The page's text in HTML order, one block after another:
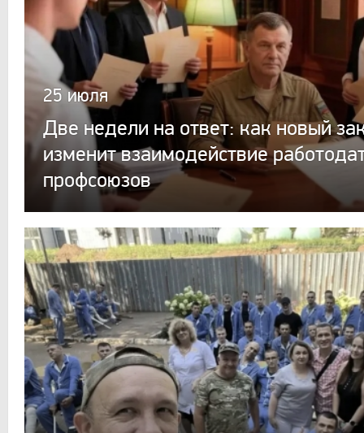
25 июля
Две недели на ответ: как новый
изменит взаимодействие
профсоюзов